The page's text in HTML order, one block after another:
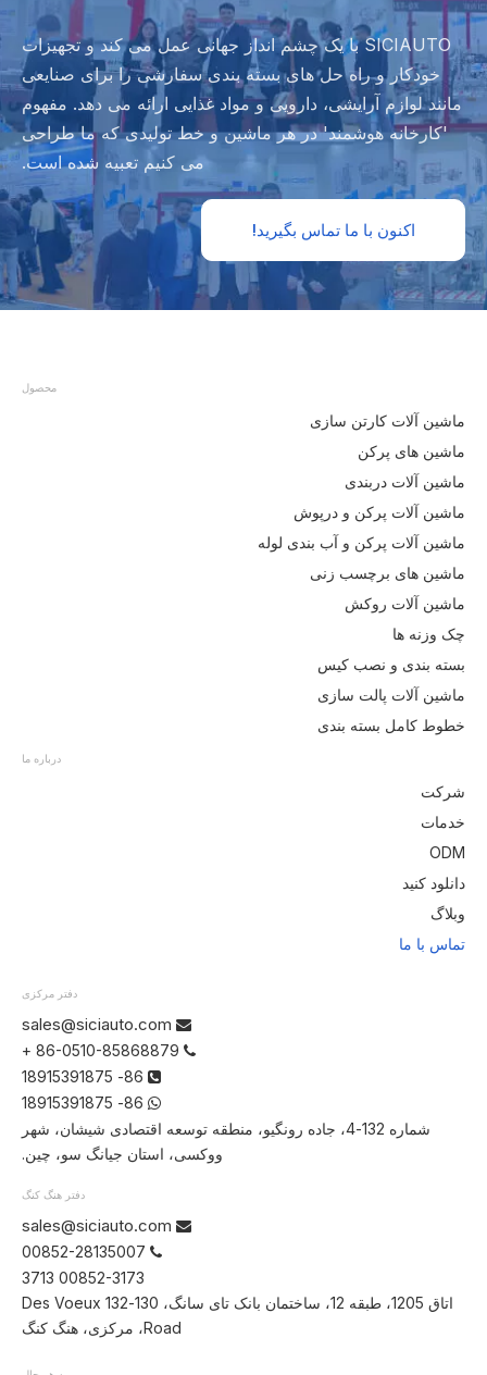
SICIAUTO با یک چشم انداز جهانی عمل می کند و تجهیزات
خودکار و راه حل های بسته بندی سفارشی را برای صنایعی
مانند لوازم آرایشی، دارویی و مواد غذایی ارائه می دهد. مفهوم
'کارخانه هوشمند' در هر ماشین و خط تولیدی که ما طراحی
می کنیم تعبیه شده است.
اکنون با ما تماس بگیرید!
محصول
ماشین آلات کارتن سازی
ماشین های پرکن
ماشین آلات دربندی
ماشین آلات پرکن و درپوش
ماشین آلات پرکن و آب بندی لوله
ماشین های برچسب زنی
ماشین آلات روکش
چک وزنه ها
بسته بندی و نصب کیس
ماشین آلات پالت سازی
خطوط کامل بسته بندی
درباره ما
شرکت
خدمات
ODM
دانلود کنید
وبلاگ
تماس با ما
دفتر مرکزی

sales@siciauto.com



شماره 132-4، جاده رونگیو، منطقه توسعه اقتصادی شیشان، شهر
ووکسی، استان جیانگ سو، چین.
دفتر هنگ کنگ

sales@siciauto.com

اتاق 1205، طبقه 12، ساختمان بانک تای سانگ، 130-132 Des Voeux
Road، مرکزی، هنگ کنگ